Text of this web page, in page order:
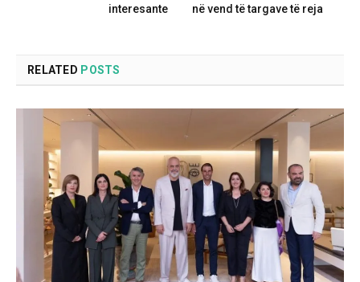
interesante
në vend të targave të reja
RELATED POSTS